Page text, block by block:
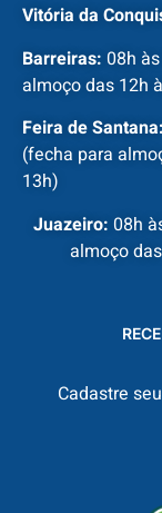
Vitória da
Barreiras: 08h
almoço das 12h
Feira de Santana:
(fecha para
13h)
Juazeiro: 08h
almoço
Cadastre